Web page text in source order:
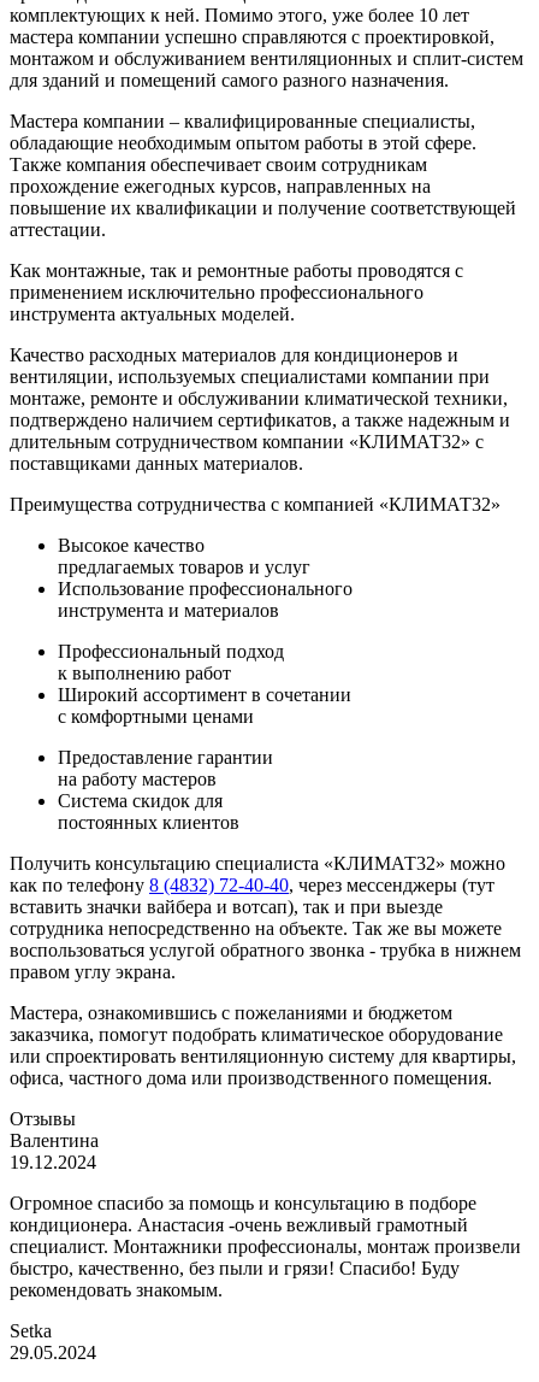
комплектующих к ней. Помимо этого, уже более 10 лет
мастера компании успешно справляются с проектировкой,
монтажом и обслуживанием вентиляционных и сплит-систем
для зданий и помещений самого разного назначения.
Мастера компании – квалифицированные специалисты,
обладающие необходимым опытом работы в этой сфере.
Также компания обеспечивает своим сотрудникам
прохождение ежегодных курсов, направленных на
повышение их квалификации и получение соответствующей
аттестации.
Как монтажные, так и ремонтные работы проводятся с
применением исключительно профессионального
инструмента актуальных моделей.
Качество расходных материалов для кондиционеров и
вентиляции, используемых специалистами компании при
монтаже, ремонте и обслуживании климатической техники,
подтверждено наличием сертификатов, а также надежным и
длительным сотрудничеством компании «КЛИМАТ32» с
поставщиками данных материалов.
Преимущества сотрудничества с компанией «КЛИМАТ32»
Высокое качество
предлагаемых товаров и услуг
Использование профессионального
инструмента и материалов
Профессиональный подход
к выполнению работ
Широкий ассортимент в сочетании
с комфортными ценами
Предоставление гарантии
на работу мастеров
Система скидок для
постоянных клиентов
Получить консультацию специалиста «КЛИМАТ32» можно
как по телефону 8 (4832) 72-40-40, через мессенджеры (тут
вставить значки вайбера и вотсап), так и при выезде
сотрудника непосредственно на объекте. Так же вы можете
воспользоваться услугой обратного звонка - трубка в нижнем
правом углу экрана.
Мастера, ознакомившись с пожеланиями и бюджетом
заказчика, помогут подобрать климатическое оборудование
или спроектировать вентиляционную систему для квартиры,
офиса, частного дома или производственного помещения.
Отзывы
Валентина
19.12.2024
Огромное спасибо за помощь и консультацию в подборе
кондиционера. Анастасия -очень вежливый грамотный
специалист. Монтажники профессионалы, монтаж произвели
быстро, качественно, без пыли и грязи! Спасибо! Буду
рекомендовать знакомым.
Setka
29.05.2024